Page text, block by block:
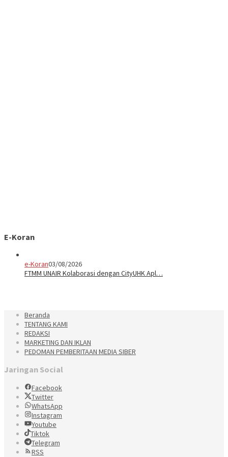
E-Koran
e-Koran03/08/2026
FTMM UNAIR Kolaborasi dengan CityUHK Apl…
Beranda
TENTANG KAMI
REDAKSI
MARKETING DAN IKLAN
PEDOMAN PEMBERITAAN MEDIA SIBER
Jaringan Social
Facebook
Twitter
WhatsApp
Instagram
Youtube
Tiktok
Telegram
RSS